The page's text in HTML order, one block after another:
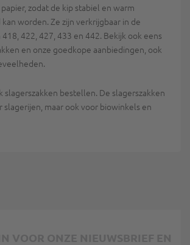
zodat de kip stabiel en warm
worden. Ze zijn verkrijgbaar in de
422, 427, 433 en 442. Bekijk ook eens
en onze goedkope aanbiedingen, ook
slagerszakken bestellen. De slagerszakken
slagerijen, maar ook voor biowinkels en